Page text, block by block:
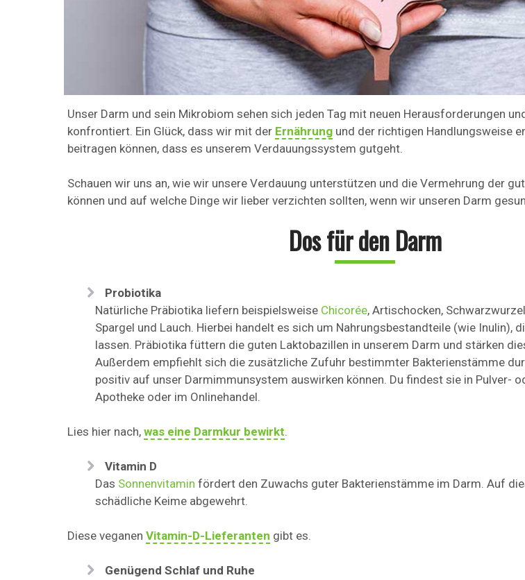
Unser Darm und sein Mikrobiom sehen sich jeden Tag mit neuen Herausforderungen
konfrontiert. Ein Glück, dass wir mit der Ernährung und der richtigen Handlungsweise
beitragen können, dass es unserem Verdauungssystem gutgeht.
Schauen wir uns an, wie wir unsere Verdauung unterstützen und die Vermehrung der
können und auf welche Dinge wir lieber verzichten sollten, wenn wir unseren Darm
Dos für den Darm
Probiotika
Natürliche Präbiotika liefern beispielsweise Chicorée, Artischocken,
Spargel und Lauch. Hierbei handelt es sich um Nahrungsbestandteile (wie Inulin),
lassen. Präbiotika füttern die guten Laktobazillen in unserem Darm und stärken
Außerdem empfiehlt sich die zusätzliche Zufuhr bestimmter Bakterienstämme
positiv auf unser Darmimmunsystem auswirken können. Du findest sie in Pulver-
Apotheke oder im Onlinehandel.
Lies hier nach, was eine Darmkur bewirkt.
Vitamin D
Das Sonnenvitamin fördert den Zuwachs guter Bakterienstämme im Darm. Auf
schädliche Keime abgewehrt.
Diese veganen Vitamin-D-Lieferanten gibt es.
Genügend Schlaf und Ruhe